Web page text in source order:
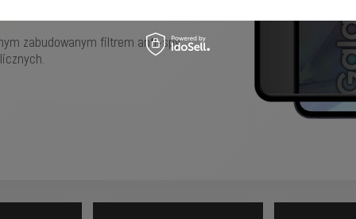
zabudowanym filtrem anti-spy